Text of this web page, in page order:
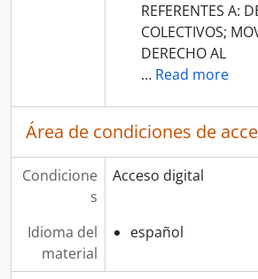
REFERENTES A:
COLECTIVOS;
DERECHO AL
… Read more
Área de condiciones de
Condicione
s
Acceso digital
Idioma del
material
español